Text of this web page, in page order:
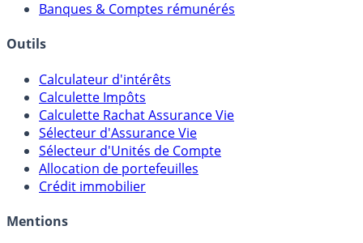
Banques & Comptes rémunérés
Outils
Calculateur d'intérêts
Calculette Impôts
Calculette Rachat Assurance Vie
Sélecteur d'Assurance Vie
Sélecteur d'Unités de Compte
Allocation de portefeuilles
Crédit immobilier
Mentions